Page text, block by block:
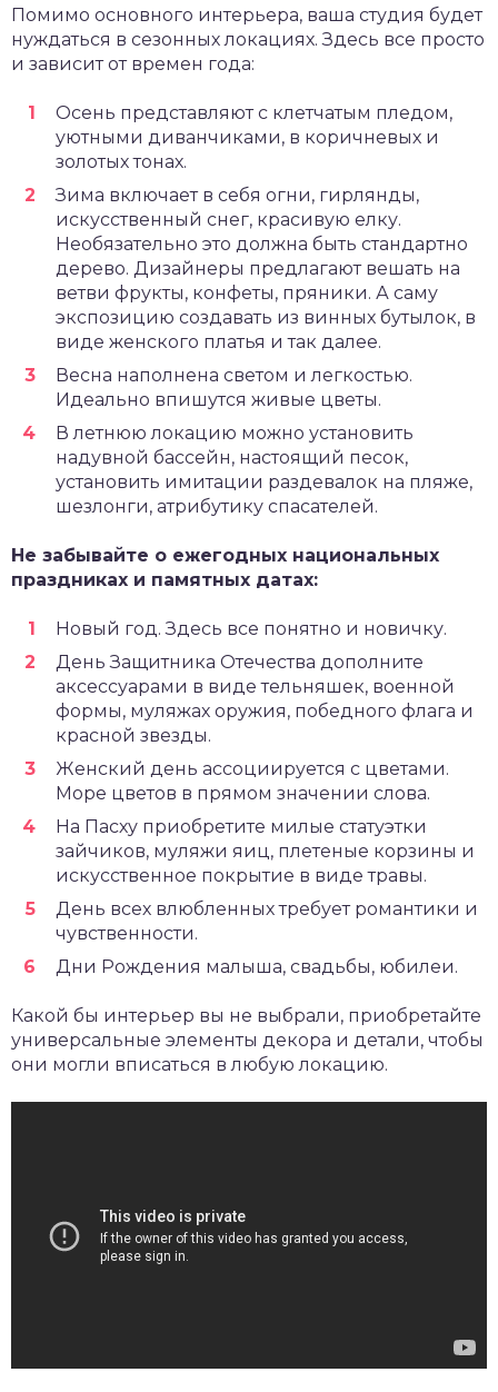
Помимо основного интерьера, ваша студия будет
нуждаться в сезонных локациях. Здесь все просто
и зависит от времен года:
Осень представляют с клетчатым пледом,
уютными диванчиками, в коричневых и
золотых тонах.
Зима включает в себя огни, гирлянды,
искусственный снег, красивую елку.
Необязательно это должна быть стандартно
дерево. Дизайнеры предлагают вешать на
ветви фрукты, конфеты, пряники. А саму
экспозицию создавать из винных бутылок, в
виде женского платья и так далее.
Весна наполнена светом и легкостью.
Идеально впишутся живые цветы.
В летнюю локацию можно установить
надувной бассейн, настоящий песок,
установить имитации раздевалок на пляже,
шезлонги, атрибутику спасателей.
Не забывайте о ежегодных национальных
праздниках и памятных датах:
Новый год. Здесь все понятно и новичку.
День Защитника Отечества дополните
аксессуарами в виде тельняшек, военной
формы, муляжах оружия, победного флага и
красной звезды.
Женский день ассоциируется с цветами.
Море цветов в прямом значении слова.
На Пасху приобретите милые статуэтки
зайчиков, муляжи яиц, плетеные корзины и
искусственное покрытие в виде травы.
День всех влюбленных требует романтики и
чувственности.
Дни Рождения малыша, свадьбы, юбилеи.
Какой бы интерьер вы не выбрали, приобретайте
универсальные элементы декора и детали, чтобы
они могли вписаться в любую локацию.